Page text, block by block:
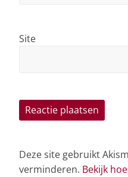
Site
Deze site gebruikt
verminderen. Bekijk